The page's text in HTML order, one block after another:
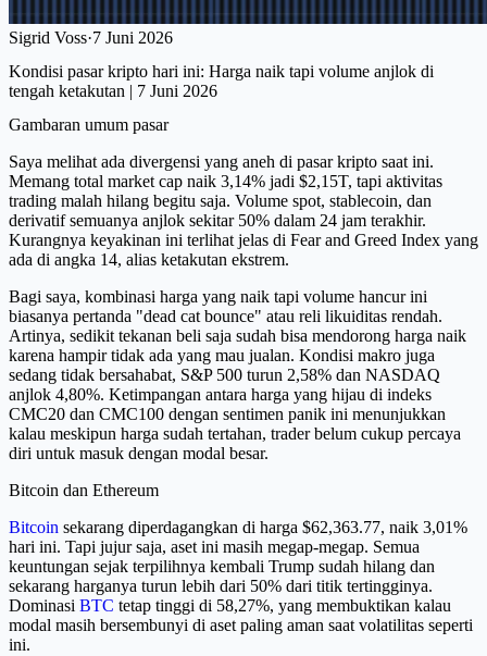
Sigrid Voss·7 Juni 2026
Kondisi pasar kripto hari ini: Harga naik tapi volume anjlok di
tengah ketakutan | 7 Juni 2026
Gambaran umum pasar
Saya melihat ada divergensi yang aneh di pasar kripto saat ini.
Memang total market cap naik 3,14% jadi $2,15T, tapi aktivitas
trading malah hilang begitu saja. Volume spot, stablecoin, dan
derivatif semuanya anjlok sekitar 50% dalam 24 jam terakhir.
Kurangnya keyakinan ini terlihat jelas di Fear and Greed Index yang
ada di angka 14, alias ketakutan ekstrem.
Bagi saya, kombinasi harga yang naik tapi volume hancur ini
biasanya pertanda "dead cat bounce" atau reli likuiditas rendah.
Artinya, sedikit tekanan beli saja sudah bisa mendorong harga naik
karena hampir tidak ada yang mau jualan. Kondisi makro juga
sedang tidak bersahabat, S&P 500 turun 2,58% dan NASDAQ
anjlok 4,80%. Ketimpangan antara harga yang hijau di indeks
CMC20 dan CMC100 dengan sentimen panik ini menunjukkan
kalau meskipun harga sudah tertahan, trader belum cukup percaya
diri untuk masuk dengan modal besar.
Bitcoin dan Ethereum
Bitcoin sekarang diperdagangkan di harga $62,363.77, naik 3,01%
hari ini. Tapi jujur saja, aset ini masih megap-megap. Semua
keuntungan sejak terpilihnya kembali Trump sudah hilang dan
sekarang harganya turun lebih dari 50% dari titik tertingginya.
Dominasi BTC tetap tinggi di 58,27%, yang membuktikan kalau
modal masih bersembunyi di aset paling aman saat volatilitas seperti
ini.